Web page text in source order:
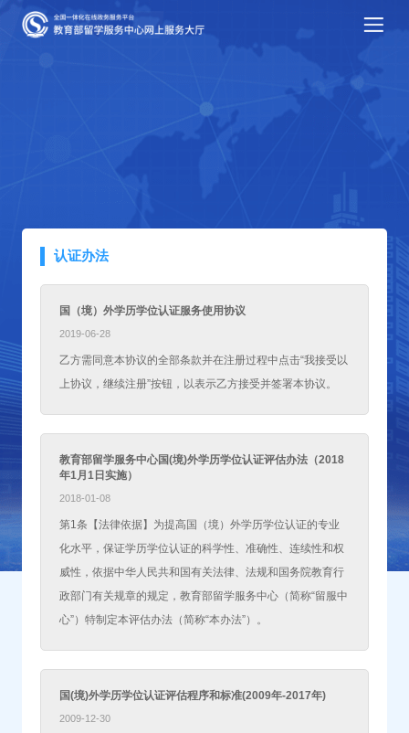
认证办法
国（境）外学历学位认证服务使用协议
2019-06-28
乙方需同意本协议的全部条款并在注册过程中点击“我接受以
上协议，继续注册”按钮，以表示乙方接受并签署本协议。
教育部留学服务中心国(境)外学历学位认证评估办法（2018
年1月1日实施）
2018-01-08
第1条【法律依据】为提高国（境）外学历学位认证的专业
化水平，保证学历学位认证的科学性、准确性、连续性和权
威性，依据中华人民共和国有关法律、法规和国务院教育行
政部门有关规章的规定，教育部留学服务中心（简称“留服中
心”）特制定本评估办法（简称“本办法”）。
国(境)外学历学位认证评估程序和标准(2009年-2017年)
2009-12-30